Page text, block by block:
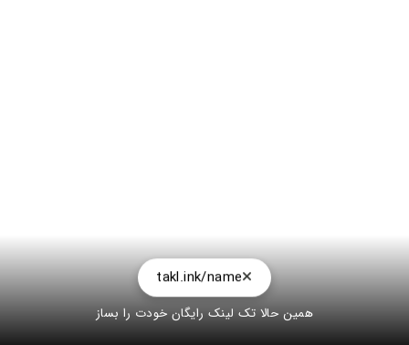
takl.ink/name
همین حالا تک لینک رایگان خودت را بساز